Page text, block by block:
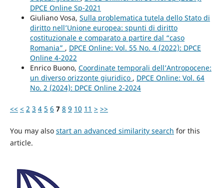
DPCE Online Sp-2021
Giuliano Vosa, Sulla problematica tutela dello Stato di
diritto nell’Unione europea: spunti di diritto
costituzionale e comparato a partire dal “caso
Romania” , DPCE Online: Vol. 55 No. 4 (2022): DPCE
Online 4-2022
Enrico Buono, Coordinate temporali dell’Antropocene:
un diverso orizzonte giuridico , DPCE Online: Vol. 64
No. 2 (2024): DPCE Online 2-2024
<< < 2 3 4 5 6 7 8 9 10 11 > >>
You may also start an advanced similarity search for this
article.